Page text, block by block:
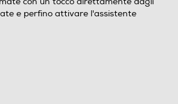
e perfino attivare l'assistente